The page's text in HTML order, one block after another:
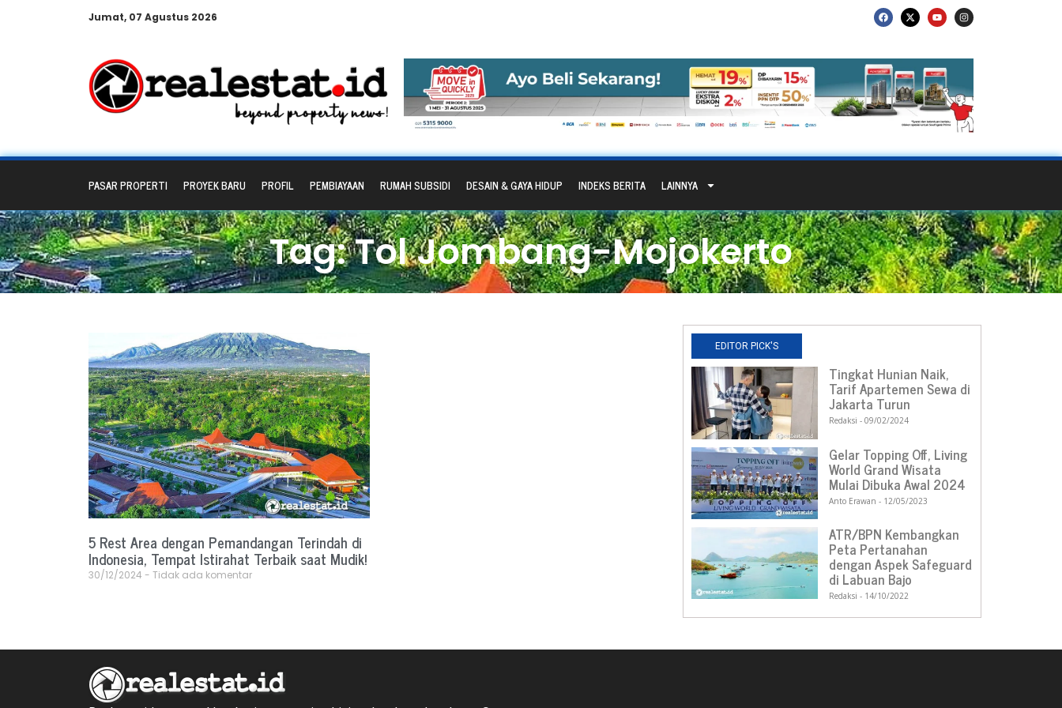
Jumat, 07 Agustus 2026
PASAR PROPERTI PROYEK BARU PROFIL PEMBIAYAAN RUMAH SUBSIDI DESAIN & GAYA HIDUP INDEKS BERITA LAINNYA
Tag: Tol Jombang-Mojokerto
5 Rest Area dengan Pemandangan Terindah di
Indonesia, Tempat Istirahat Terbaik saat Mudik!
30/12/2024 Tidak ada komentar
EDITOR PICK'S
Tingkat Hunian Naik,
Tarif Apartemen Sewa di
Jakarta Turun
Redaksi 09/02/2024
Gelar Topping Off, Living
World Grand Wisata
Mulai Dibuka Awal 2024
Anto Erawan 12/05/2023
ATR/BPN Kembangkan
Peta Pertanahan
dengan Aspek Safeguard
di Labuan Bajo
Redaksi 14/10/2022